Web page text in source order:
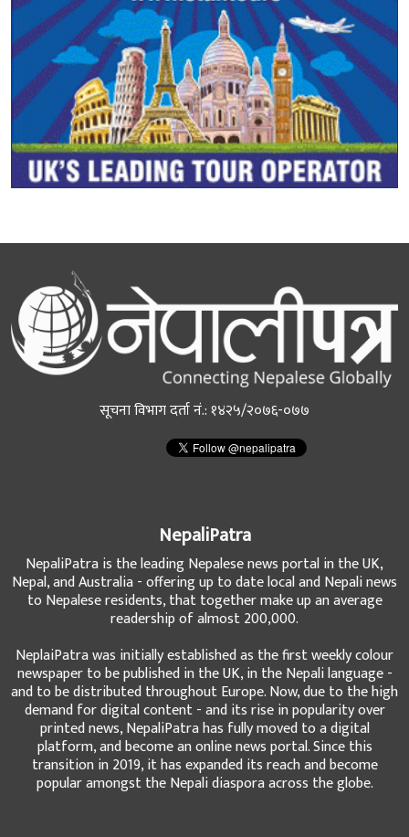
सूचना विभाग दर्ता नं.: १४२५/२०७६-०७७
NepaliPatra
NepaliPatra is the leading Nepalese news portal in the UK,
Nepal, and Australia - offering up to date local and Nepali news
to Nepalese residents, that together make up an average
readership of almost 200,000.
NeplaiPatra was initially established as the first weekly colour
newspaper to be published in the UK, in the Nepali language -
and to be distributed throughout Europe. Now, due to the high
demand for digital content - and its rise in popularity over
printed news, NepaliPatra has fully moved to a digital
platform, and become an online news portal. Since this
transition in 2019, it has expanded its reach and become
popular amongst the Nepali diaspora across the globe.